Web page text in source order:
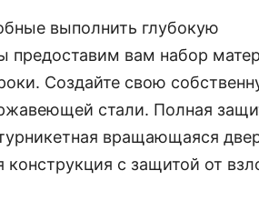
выполнить глубокую
вам набор
Создайте свою
стали. Полная
вращающаяся
с защитой от